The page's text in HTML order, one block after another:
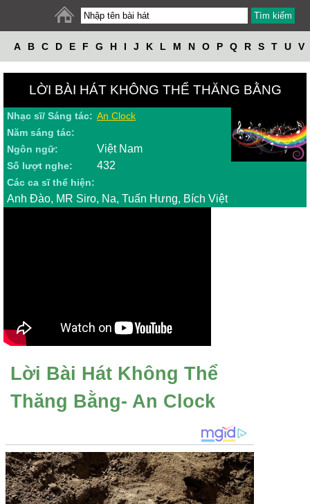
A B C D E F G H I J K L M N O P Q R S T U V
LỜI BÀI HÁT KHÔNG THỂ THĂNG BẰNG
Nhạc sĩ/ Sáng tác: An Clock
Năm sáng tác:
Ngôn ngữ:
Việt Nam
Số lượt nghe: 432
Các ca sĩ thể hiện:
Anh Đào, MR Siro, Na, Tuấn Hưng, Bích Việt
Lời Bài Hát Không Thể
Thăng Bằng- An Clock